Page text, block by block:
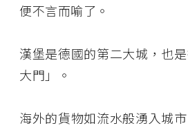
便不言而喻了。
漢堡是德國的第二大城，也
大門」。
海外的貨物如流水般湧入城